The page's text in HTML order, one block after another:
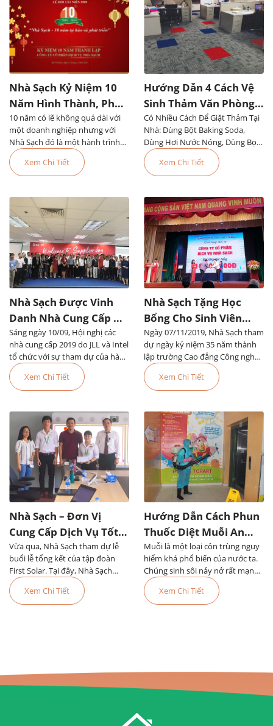
10 năm có lẽ không quá dài với
một doanh nghiệp nhưng với
Nhà Sạch đó là một hành trình
đầy tự hào. Chúng tôi...
Nhà Sạch Kỷ Niệm 10
Năm Hình Thành, Phát
Triển Đáng Tự Hào
Xem Chi Tiết
Có Nhiều Cách Để Giặt Thảm Tại
Nhà: Dùng Bột Baking Soda,
Dùng Hơi Nước Nóng, Dùng Bọt,
Dùng Thiết Bị Chuyên Dụng Hoặc
Thuê Dịch Vụ Vệ Sinh Thảm Văn
Phòng TPHCM
Hướng Dẫn 4 Cách Vệ
Sinh Thảm Văn Phòng
Đơn Giản, Dễ Làm
Xem Chi Tiết
Sáng ngày 10/09, Hội nghị các
nhà cung cấp 2019 do JLL và Intel
tổ chức với sự tham dự của hàng
trăm nhà cung cấp, trong đó có
Nhà Sạch
Nhà Sạch Được Vinh
Danh Nhà Cung Cấp Uy
Tín Của Tập Đoàn JLL
Xem Chi Tiết
Ngày 07/11/2019, Nhà Sạch tham
dự ngày kỷ niệm 35 năm thành
lập trường Cao đẳng Công nghệ
Thủ Đức và khai giảng năm học
mới
Nhà Sạch Tặng Học
Bổng Cho Sinh Viên
Trường Cao Đẳng Công
Nghệ Thủ Đức
Xem Chi Tiết
Vừa qua, Nhà Sạch tham dự lễ
buổi lễ tổng kết của tập đoàn
First Solar. Tại đây, Nhà Sạch
được công nhận là đơn vị cung
cấp dịch vụ tốt nhất trong năm.
Nhà Sạch – Đơn Vị
Cung Cấp Dịch Vụ Tốt
Nhất Tại First Solar
Xem Chi Tiết
Muỗi là một loại côn trùng nguy
hiểm khá phổ biến của nước ta.
Chúng sinh sôi nảy nở rất mạnh
vào các mùa mưa và gây ra
nhiều bệnh nguy hiểm cho con
người trong đó nguy hiểm đặc
Hướng Dẫn Cách Phun
Thuốc Diệt Muỗi An
Toàn Và Hiệu Quả
Xem Chi Tiết